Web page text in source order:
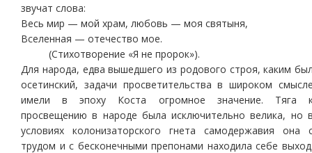
звучат слова:
Весь мир — мой храм, любовь — моя святыня,
Вселенная — отечество мое.
(Стихотворение «Я не пророк»).
Для народа, едва вышедшего из родового строя, каким
осетинский, задачи просветительства в широком
имели в эпоху Коста огромное значение. Тяга
просвещению в народе была исключительно велика, но
условиях колонизаторского гнета самодержавия она
трудом и с бесконечными препонами находила себе